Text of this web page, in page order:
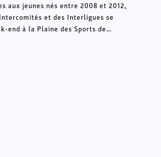
aux jeunes nés entre 2008 et 2012,
et des Interligues se
end à la Plaine des Sports de